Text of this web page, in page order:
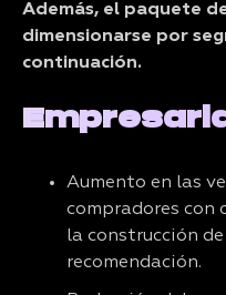
Además, el paquete
dimensionarse por
continuación.
Aumento en las
compradores con
la construcción
recomendación.